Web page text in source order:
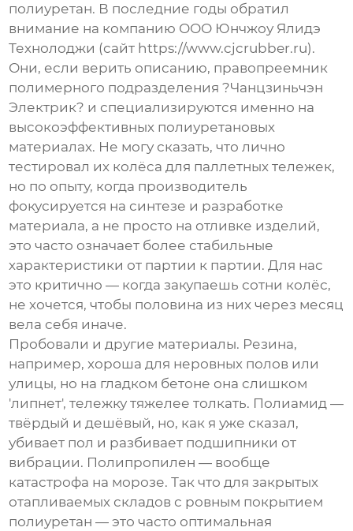
полиуретан. В последние годы обратил
внимание на компанию ООО Юнчжоу Ялидэ
Технолоджи (сайт https://www.cjcrubber.ru).
Они, если верить описанию, правопреемник
полимерного подразделения ?Чанцзиньчэн
Электрик? и специализируются именно на
высокоэффективных полиуретановых
материалах. Не могу сказать, что лично
тестировал их колёса для паллетных тележек,
но по опыту, когда производитель
фокусируется на синтезе и разработке
материала, а не просто на отливке изделий,
это часто означает более стабильные
характеристики от партии к партии. Для нас
это критично — когда закупаешь сотни колёс,
не хочется, чтобы половина из них через месяц
вела себя иначе.
Пробовали и другие материалы. Резина,
например, хороша для неровных полов или
улицы, но на гладком бетоне она слишком
'липнет', тележку тяжелее толкать. Полиамид —
твёрдый и дешёвый, но, как я уже сказал,
убивает пол и разбивает подшипники от
вибрации. Полипропилен — вообще
катастрофа на морозе. Так что для закрытых
отапливаемых складов с ровным покрытием
полиуретан — это часто оптимальная